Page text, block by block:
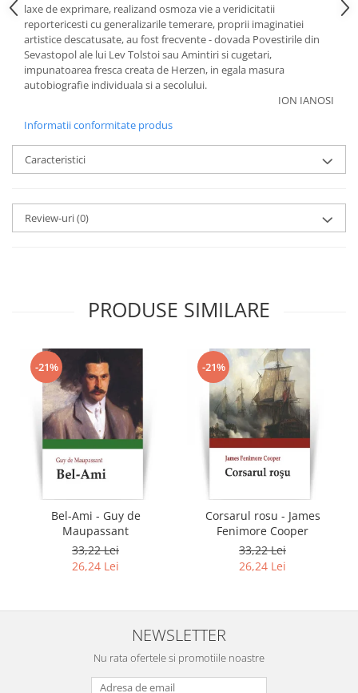
laxe de exprimare, realizand osmoza vie a veridicitatii
reportericesti cu generalizarile temerare, proprii imaginatiei
artistice descatusate, au fost frecvente - dovada Povestirile din
Sevastopol ale lui Lev Tolstoi sau Amintiri si cugetari,
impunatoarea fresca creata de Herzen, in egala masura
autobiografie individuala si a secolului.
ION IANOSI
Informatii conformitate produs
Caracteristici
Review-uri(0)
PRODUSE SIMILARE
-21%
Bel-Ami - Guy de
Maupassant
33,22 Lei
26,24 Lei
-21%
Corsarul rosu - James
Fenimore Cooper
33,22 Lei
26,24 Lei
NEWSLETTER
Nu rata ofertele si promotiile noastre